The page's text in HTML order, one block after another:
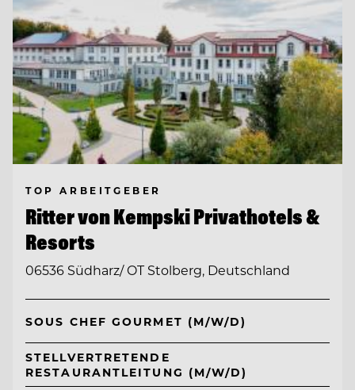
TOP ARBEITGEBER
Ritter von Kempski Privathotels &
Resorts
06536 Südharz/ OT Stolberg, Deutschland
SOUS CHEF GOURMET (M/W/D)
STELLVERTRETENDE
RESTAURANTLEITUNG (M/W/D)